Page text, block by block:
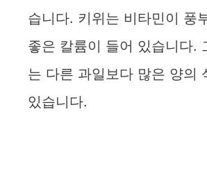
습니다. 키위는 비타민이 풍
좋은 칼륨이 들어 있습니다.
는 다른 과일보다 많은 양의
있습니다.